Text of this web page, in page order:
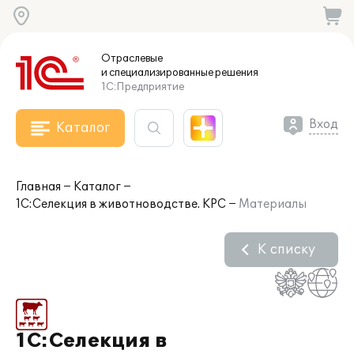
Отраслевые
и специализированныерешения
1С:Предприятие
Каталог Вход
Главная
Каталог
1С:Селекция в животноводстве. КРС
Материалы
1С:Селекция в
К списку